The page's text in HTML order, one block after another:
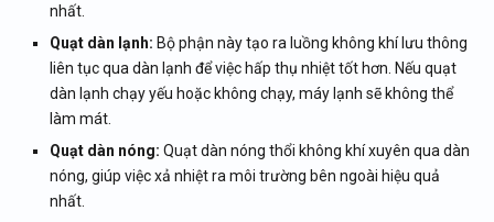
nhất.
Quạt dàn lạnh: Bộ phận này tạo ra luồng không khí lưu thông
liên tục qua dàn lạnh để việc hấp thụ nhiệt tốt hơn. Nếu quạt
dàn lạnh chạy yếu hoặc không chạy, máy lạnh sẽ không thể
làm mát.
Quạt dàn nóng: Quạt dàn nóng thổi không khí xuyên qua dàn
nóng, giúp việc xả nhiệt ra môi trường bên ngoài hiệu quả
nhất.